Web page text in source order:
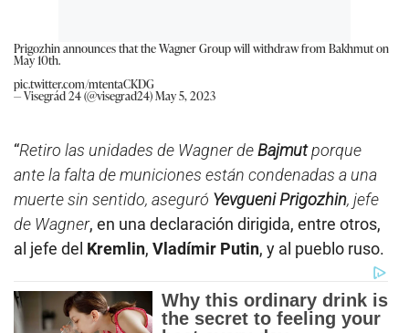
Prigozhin announces that the Wagner Group will withdraw from Bakhmut on
May 10th.
pic.twitter.com/mtentaCKDG
— Visegrád 24 (@visegrad24)May 5, 2023
“Retiro las unidades de Wagner deBajmutporque
ante la falta de municiones están condenadas a una
muerte sin sentido, aseguró Yevgueni Prigozhin, jefe
de Wagner, en una declaración dirigida, entre otros,
al jefe del Kremlin, Vladímir Putin, y al pueblo ruso.